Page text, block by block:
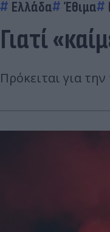
Ελλάδα Έθιμα
Γιατί
Πρόκειται για